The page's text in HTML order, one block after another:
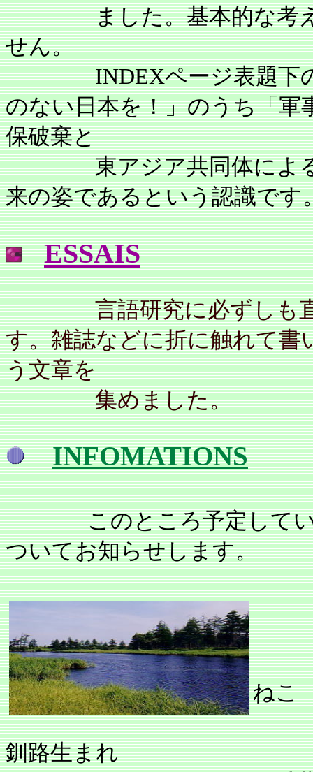
ました。基本的な考えは
せん。
INDEXページ表題下
のない日本を！」のうち「軍
保破棄と
東アジア共同体による地
来の姿であるという認識です
ESSAIS
言語研究に必ずしも直接
す。雑誌などに折に触れて
う文章を
集めました。
INFOMATIONS
このところ予定して
ついてお知らせします。
ねこ
釧路生まれ